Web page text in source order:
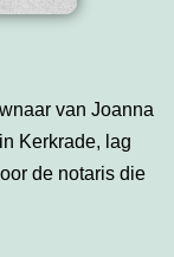
van Joanna
Kerkrade, lag
de notaris die